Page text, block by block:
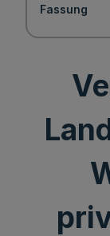
Fassung